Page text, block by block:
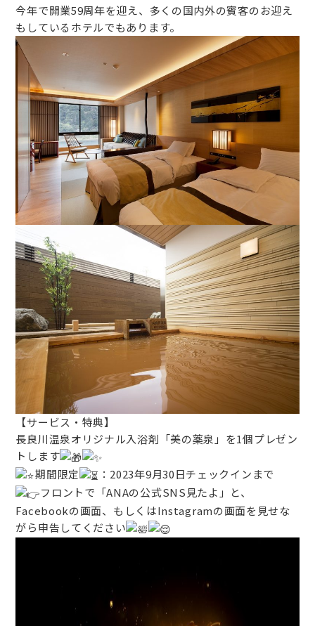
今年で開業59周年を迎え、多くの国内外の賓客のお迎え
もしているホテルでもあります。
【サービス・特典】
長良川温泉オリジナル入浴剤「美の薬泉」を1個プレゼン
トします
期間限定
：2023年9月30日チェックインまで
フロントで「ANAの公式SNS見たよ」と、
Facebookの画面、もしくはInstagramの画面を見せな
がら申告してください